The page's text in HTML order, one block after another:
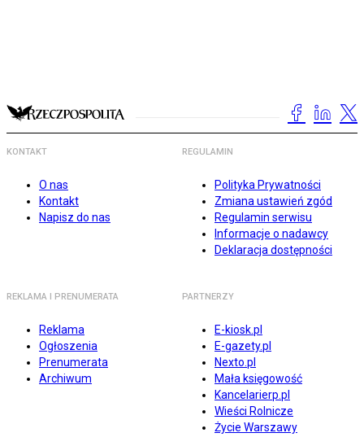
KONTAKT
O nas
Kontakt
Napisz do nas
REGULAMIN
Polityka Prywatności
Zmiana ustawień zgód
Regulamin serwisu
Informacje o nadawcy
Deklaracja dostępności
REKLAMA I PRENUMERATA
Reklama
Ogłoszenia
Prenumerata
Archiwum
PARTNERZY
E-kiosk.pl
E-gazety.pl
Nexto.pl
Mała księgowość
Kancelarierp.pl
Wieści Rolnicze
Życie Warszawy